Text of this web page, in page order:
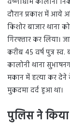
दौरान प्रकाश में आये
किशोर बाजार थाना
गिरफ्तार कर लिया।
करीब 45 वर्ष पुत्र स्व.
कालोनी थाना
मकान में हत्या कर देने
मुकदमा दर्द हुआ था।
पुलिस ने